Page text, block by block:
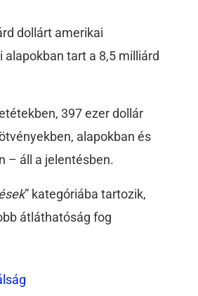
dollárt amerikai
tart a 8,5 milliárd
397 ezer dollár
alapokban és
– áll a jelentésben.
” kategóriába tartozik,
átláthatóság fog